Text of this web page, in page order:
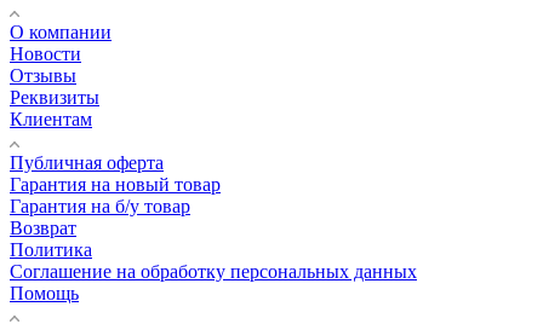
О компании
Новости
Отзывы
Реквизиты
Клиентам
Публичная оферта
Гарантия на новый товар
Гарантия на б/у товар
Возврат
Политика
Соглашение на обработку персональных данных
Помощь